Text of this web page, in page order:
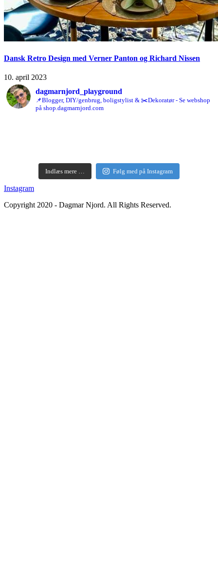
Dansk Retro Design med Verner Panton og Richard Nissen
10. april 2023
dagmarnjord_playground
📌Blogger, DIY/genbrug, boligstylist & ✂️Dekoratør - Se webshop
på shop.dagmarnjord.com
Indlæs mere … Følg med på Instagram
Instagram
Copyright 2020 - Dagmar Njord. All Rights Reserved.